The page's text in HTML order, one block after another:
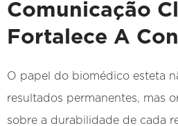
Comunicação
Fortalece A
O papel do biomédico esteta
resultados permanentes, mas
sobre a durabilidade de cada